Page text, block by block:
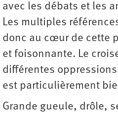
avec les débats et les
Les multiples
donc au cœur de cette
et foisonnante. Le
différentes
est particulièrement
Grande gueule, drôle,